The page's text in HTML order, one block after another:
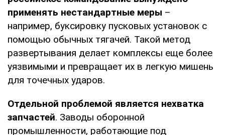
применять нестандартные меры –
например, буксировку пусковых установок с
помощью обычных тягачей. Такой метод
развертывания делает комплексы еще более
уязвимыми и превращает их в легкую мишень
для точечных ударов.
Отдельной проблемой является нехватка
запчастей. Заводы оборонной
промышленности, работающие под